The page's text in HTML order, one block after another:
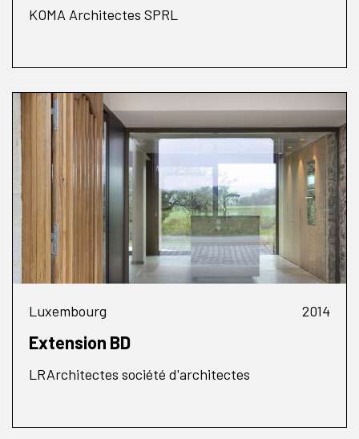
KOMA Architectes SPRL
Luxembourg 2014
Extension BD
LRArchitectes société d'architectes